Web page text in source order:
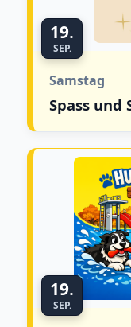
19.
SEP.
Samstag
Spass und
19.
SEP.